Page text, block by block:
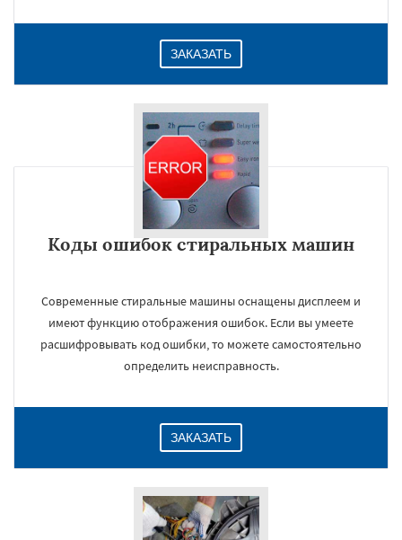
ЗАКАЗАТЬ
Коды ошибок стиральных машин
Современные стиральные машины оснащены дисплеем и
имеют функцию отображения ошибок. Если вы умеете
расшифровывать код ошибки, то можете самостоятельно
определить неисправность.
ЗАКАЗАТЬ